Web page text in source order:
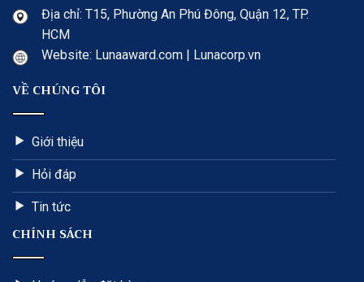
Địa chỉ: T15, Phường An Phú Đông, Quận 12, TP.
HCM
Website: Lunaaward.com | Lunacorp.vn
VỀ CHÚNG TÔI
Giới thiệu
Hỏi đáp
Tin tức
CHÍNH SÁCH